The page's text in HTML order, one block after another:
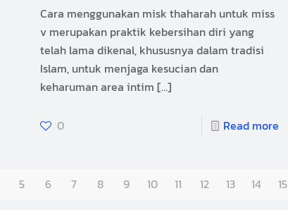
Cara menggunakan misk thaharah untuk miss
v merupakan praktik kebersihan diri yang
telah lama dikenal, khususnya dalam tradisi
Islam, untuk menjaga kesucian dan
keharuman area intim […]
0 Read more
5 6 7 8 9 10 11 12 13 14 15